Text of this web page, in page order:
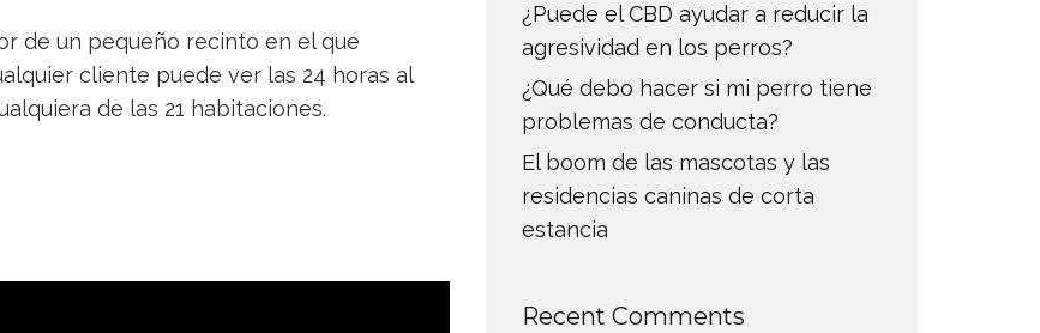
de un pequeño recinto en el que
cliente puede ver las 24 horas al
de las 21 habitaciones.
¿Puede el CBD ayudar a reducir la
agresividad en los perros?
¿Qué debo hacer si mi perro tiene
problemas de conducta?
El boom de las mascotas y las
residencias caninas de corta
estancia
Recent Comments